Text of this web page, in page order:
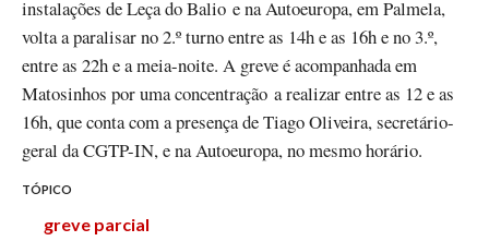
instalações de Leça do Balio e na Autoeuropa, em Palmela,
volta a paralisar no 2.º turno entre as 14h e as 16h e no 3.º,
entre as 22h e a meia-noite. A greve é acompanhada em
Matosinhos por uma concentração a realizar entre as 12 e as
16h, que conta com a presença de Tiago Oliveira, secretário-
geral da CGTP-IN, e na Autoeuropa, no mesmo horário.
TÓPICO
greve parcial